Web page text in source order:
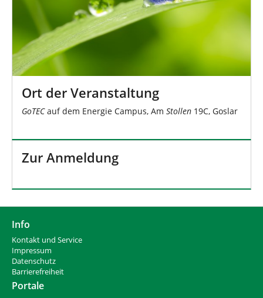
Ort der Veranstaltung
GoTECauf dem Energie Campus, Am Stollen 19C, Goslar
Zur Anmeldung
Info
Kontakt und Service
Impressum
Datenschutz
Barrierefreiheit
Portale